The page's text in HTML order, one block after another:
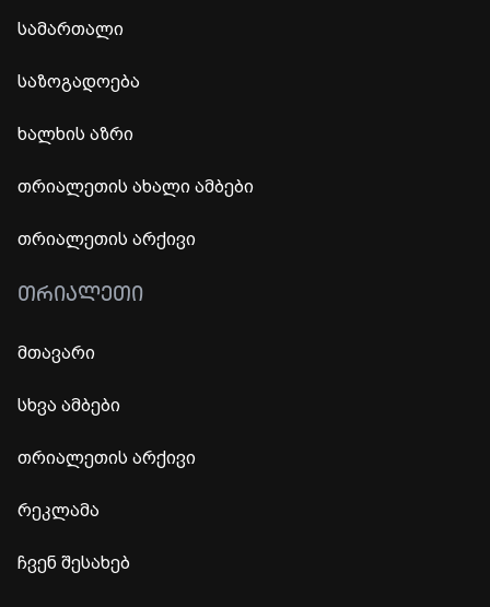
სამართალი
საზოგადოება
ხალხის აზრი
თრიალეთის ახალი ამბები
თრიალეთის არქივი
ᲗᲠᲘᲐᲚᲔᲗᲘ
მთავარი
სხვა ამბები
თრიალეთის არქივი
რეკლამა
ჩვენ შესახებ